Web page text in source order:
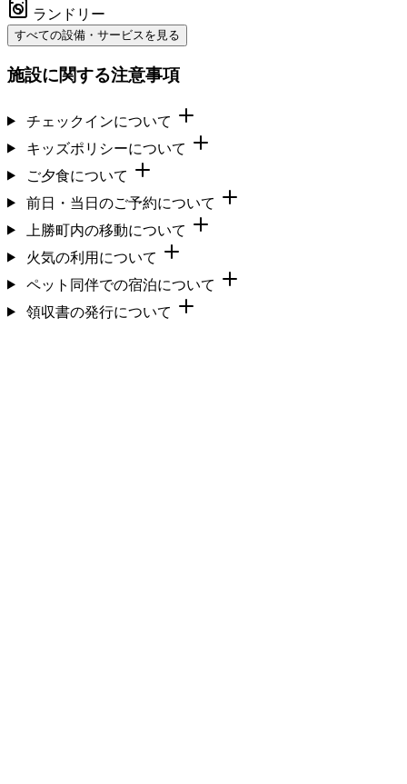
ランドリー
すべての設備・サービスを見る
施設に関する注意事項
チェックインについて
キッズポリシーについて
ご夕食について
前日・当日のご予約について
上勝町内の移動について
火気の利用について
ペット同伴での宿泊について
領収書の発行について